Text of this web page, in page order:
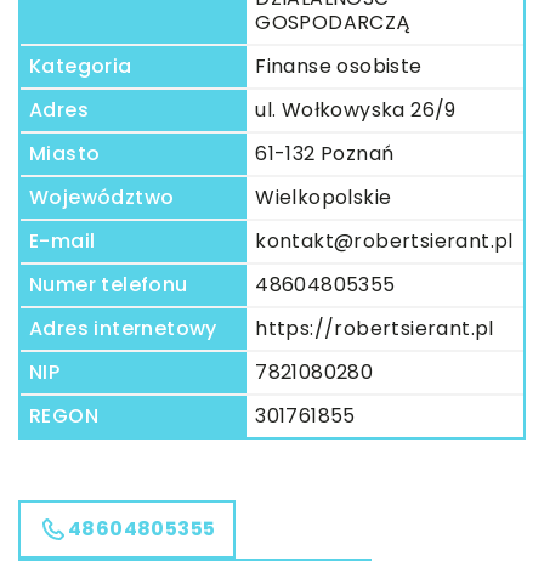
GOSPODARCZĄ
Kategoria
Finanse osobiste
Adres
ul. Wołkowyska 26/9
Miasto
61-132 Poznań
Województwo
Wielkopolskie
E-mail
kontakt@robertsierant.pl
Numer telefonu
48604805355
Adres internetowy
https://robertsierant.pl
NIP
7821080280
REGON
301761855
48604805355